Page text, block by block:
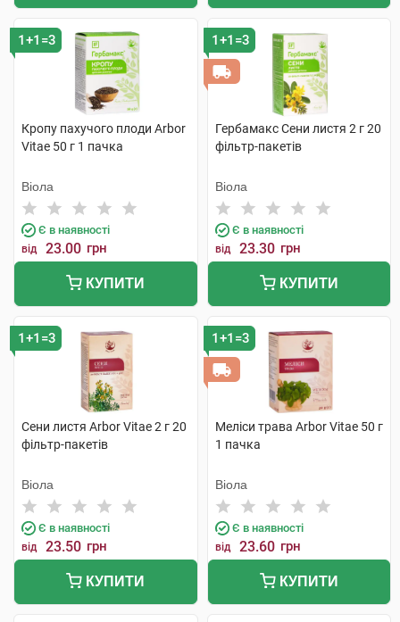
1+1=3
Кропу пахучого плоди Arbor
Vitae 50 г 1 пачка
Віола
Є в наявності
від 23.00 грн
КУПИТИ
1+1=3
Гербамакс Сени листя 2 г 20
фільтр-пакетів
Віола
Є в наявності
від 23.30 грн
КУПИТИ
1+1=3
Сени листя Arbor Vitae 2 г 20
фільтр-пакетів
Віола
Є в наявності
від 23.50 грн
КУПИТИ
1+1=3
Меліси трава Arbor Vitae 50 г
1 пачка
Віола
Є в наявності
від 23.60 грн
КУПИТИ